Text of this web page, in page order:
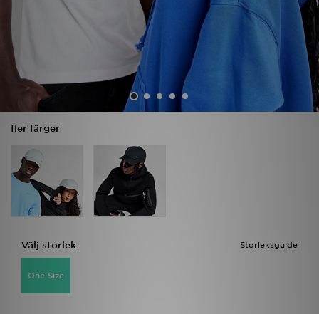
fler färger
Storleksguide
Välj storlek
One Size
Mina meddelanden
Kundservice
JD Blogg